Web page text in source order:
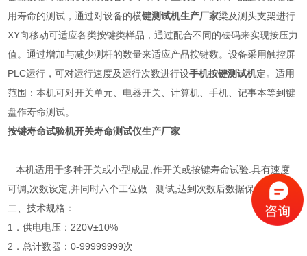
用寿命的测试，通过对设备的横键测试机生产厂家梁及测头支架进行
XY向移动可适应各类按键类样品，通过配合不同的砝码来实现按压力
值。通过增加与减少测杆的数量来适应产品按键数。设备采用触控屏
PLC运行，可对运行速度及运行次数进行设手机按键测试机定。适用
范围：本机可对开关单元、电器开关、计算机、手机、记事本等到键
盘作寿命测试。
按键寿命试验机开关寿命测试仪生产厂家
本机适用于多种开关或小型成品,作开关或按键寿命试验.具有速度
可调,次数设定,并同时六个工位做 测试,达到次数后数据保持。
二、技术规格：
1．供电电压：220V±10%
2．总计数器：0-99999999次